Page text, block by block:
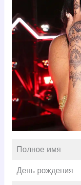
Полное имя
День рождения